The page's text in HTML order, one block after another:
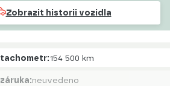
Zobrazit historii vozidla
tachometr:154 500 km
záruka:neuvedeno